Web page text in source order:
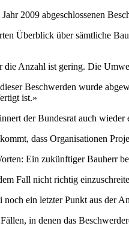
2009 abgeschlossenen
Überblick über sämtliche
die Anzahl ist gering. Die
dieser Beschwerden wurde
ist.»
der Bundesrat auch
dass Organisationen
Ein zukünftiger Bauherr
Fall nicht richtig
noch ein letzter Punkt aus der
in denen das